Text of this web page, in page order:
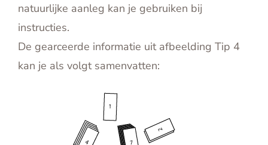
natuurlijke aanleg kan je gebruiken bij
instructies.
De gearceerde informatie uit afbeelding Tip 4
kan je als volgt samenvatten: